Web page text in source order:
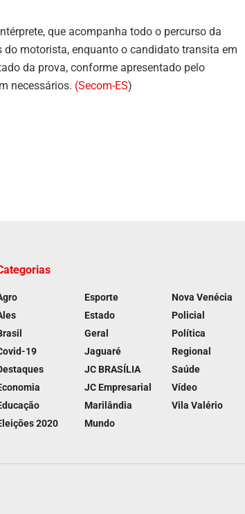
que acompanha todo o percurso da
motorista, enquanto o candidato transita em
da prova, conforme apresentado pelo
necessários. (Secom-ES)
19
2020
Esporte
Estado
Geral
Jaguaré
JC BRASÍLIA
JC Empresarial
Marilândia
Mundo
Nova Venécia
Policial
Política
Regional
Saúde
Vídeo
Vila Valério